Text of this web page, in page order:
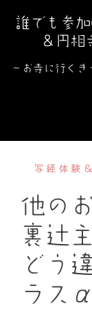
キ
誰でも参
＆円相
～お寺に行く
写経体験
他の
裏辻
どう
ラス